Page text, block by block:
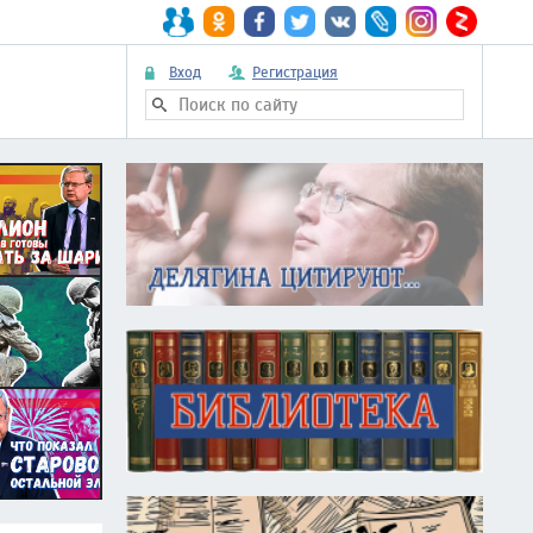
Вход Регистрация